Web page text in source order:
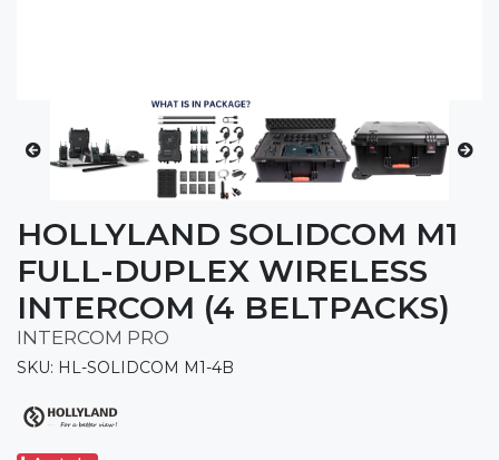
HOLLYLAND SOLIDCOM M1
FULL-DUPLEX WIRELESS
INTERCOM (4 BELTPACKS)
INTERCOM PRO
SKU: HL-SOLIDCOM M1-4B